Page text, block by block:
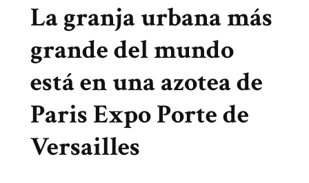
La granja urbana más
grande del mundo
está en una azotea de
Paris Expo Porte de
Versailles